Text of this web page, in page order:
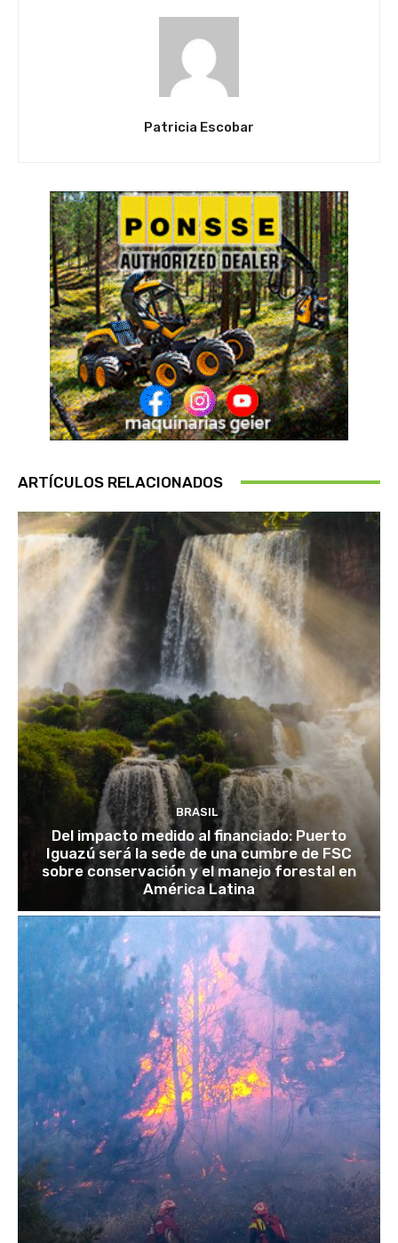
Patricia Escobar
ARTÍCULOS RELACIONADOS
BRASIL
Del impacto medido al financiado: Puerto
Iguazú será la sede de una cumbre de FSC
sobre conservación y el manejo forestal en
América Latina